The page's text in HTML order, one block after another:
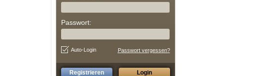
Passwort:
Auto-Login Passwort vergessen?